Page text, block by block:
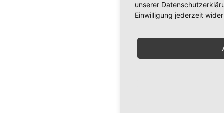
unserer
Einwilligung jederzeit